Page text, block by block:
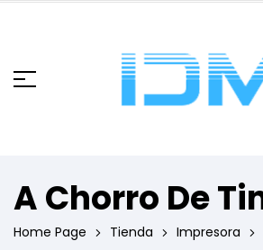
A Chorro De
Home Page Tienda Impresora